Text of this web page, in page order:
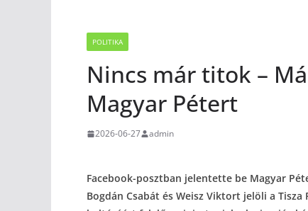
POLITIKA
Nincs már titok –
Magyar Pétert
2026-06-27 admin
Facebook-posztban jelentette be Magyar
Bogdán Csabát és Weisz Viktort jelöli a